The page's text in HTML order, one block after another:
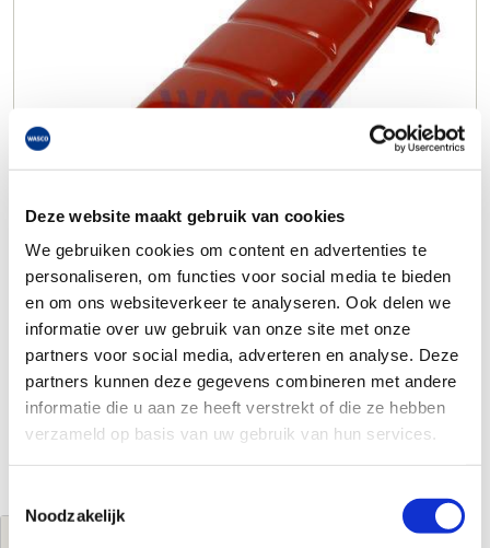
Deze website maakt gebruik van cookies
We gebruiken cookies om content en advertenties te
personaliseren, om functies voor social media te bieden
en om ons websiteverkeer te analyseren. Ook delen we
informatie over uw gebruik van onze site met onze
partners voor social media, adverteren en analyse. Deze
partners kunnen deze gegevens combineren met andere
informatie die u aan ze heeft verstrekt of die ze hebben
verzameld op basis van uw gebruik van hun services.
Noodzakelijk